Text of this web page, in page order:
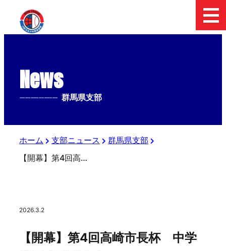
News
-------------- 群馬県支部
ホーム 支部ニュース
群馬県支部
【開幕】第4回高崎市⾧杯 中学生硬式野球大会
2026.3.2
【開幕】第4回高崎市⾧杯 中学